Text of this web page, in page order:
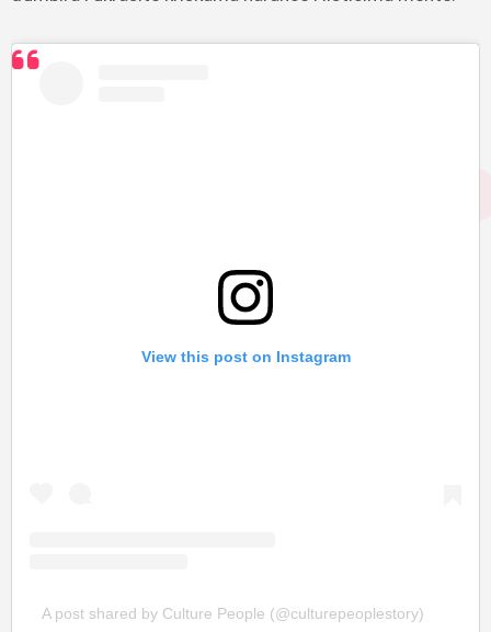
View this post on Instagram
A post shared by Culture People (@culturepeoplestory)